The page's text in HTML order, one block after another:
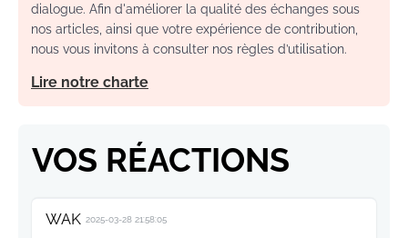
dialogue. Afin d'améliorer la qualité des échanges sous
nos articles, ainsi que votre expérience de contribution,
nous vous invitons à consulter nos règles d’utilisation.
Lire notre charte
VOS RÉACTIONS
WAK 2025-03-28 21:58:05